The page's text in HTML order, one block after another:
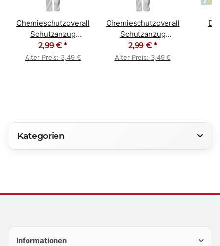
Chemieschutzoverall
Schutzanzug
Schutzoverall Kat. III
XXL
2,99 €*
Alter Preis:3,49 €
Chemieschutzoverall
Schutzanzug
Schutzoverall Kat. III
XL
2,99 €*
Alter Preis:3,49 €
Kategorien
Informationen